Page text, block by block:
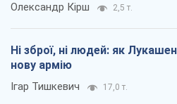
Олександр Кірш 2,5 т.
Ні зброї, ні людей: як
нову армію
Ігар Тишкевич 17,0 т.